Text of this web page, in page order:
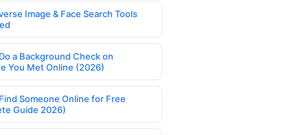
Image & Face Search Tools
a Background Check on
You Met Online (2026)
Someone Online for Free
Guide 2026)